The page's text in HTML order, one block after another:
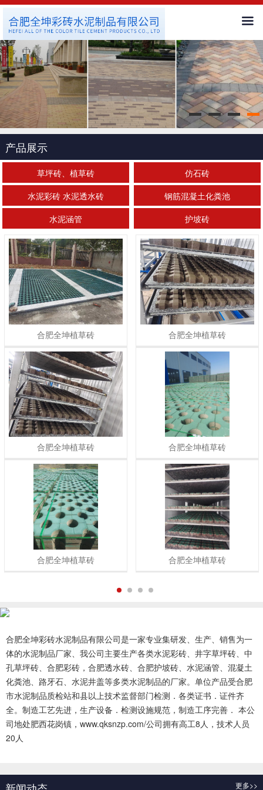
首页
公司简介
新闻中心
客户服务
工程案例
人才招聘
联系我们
产品展示
草坪砖、植草砖
仿石砖
水泥彩砖 水泥透水砖
钢筋混凝土化粪池
水泥涵管
护坡砖
合肥全坤植草砖 合肥全坤植草砖
合肥全坤植草砖 合肥全坤植草砖
合肥全坤植草砖 合肥全坤植草砖
合肥全坤彩砖水泥制品有限公司是一家专业集研发、生产、销售为一
体的水泥制品厂家、我公司主要生产各类水泥彩砖、井字草坪砖、中
孔草坪砖、合肥彩砖，合肥透水砖、合肥护坡砖、水泥涵管、混凝土
化粪池、路牙石、水泥井盖等多类水泥制品的厂家。单位产品受合肥
市水泥制品质检站和县以上技术监督部门检测．各类证书．证件齐
全。制造工艺先进，生产设备．检测设施规范，制造工序完善． 本公
司地处肥西花岗镇，www.qksnzp.com/公司拥有高工8人，技术人员
20人
更多>>